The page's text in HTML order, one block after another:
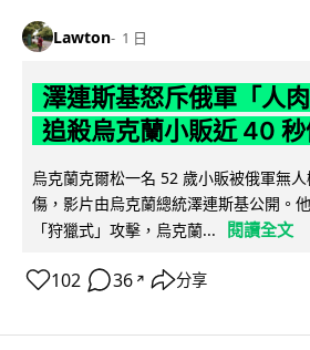
Lawton 1 日
澤連斯基怒斥俄軍「人
追殺烏克蘭小販近 40
烏克蘭克爾松一名 52 歲小販被俄軍無
傷，影片由烏克蘭總統澤連斯基公開。
「狩獵式」攻擊，烏克蘭...
閱讀全文
102 36 ↗ 分享